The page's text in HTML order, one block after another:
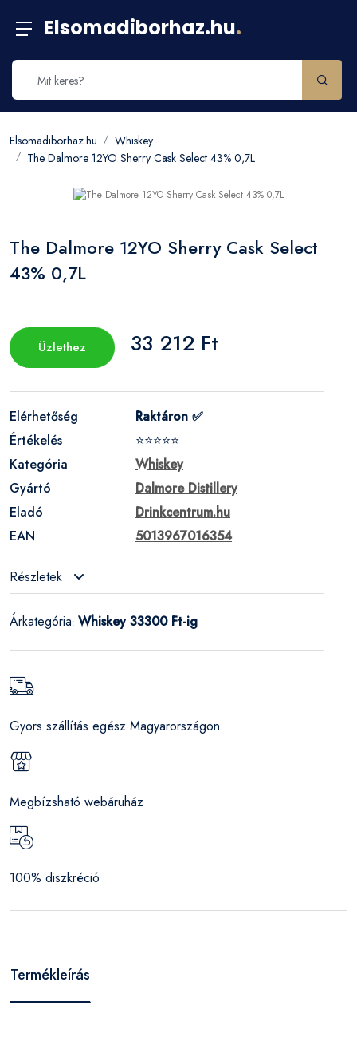
Elsomadiborhaz.hu.
Elsomadiborhaz.hu
Whiskey
The Dalmore 12YO Sherry Cask Select 43% 0,7L
The Dalmore 12YO Sherry Cask Select
43% 0,7L
Üzlethez 33 212 Ft
Elérhetőség
Raktáron ✅
Értékelés
⭐⭐⭐⭐⭐
Kategória
Whiskey
Gyártó
Dalmore Distillery
Eladó
Drinkcentrum.hu
EAN
5013967016354
Részletek
Árkategória: Whiskey 33300 Ft-ig
Gyors szállítás egész Magyarországon
Megbízsható webáruház
100% diszkréció
Termékleírás